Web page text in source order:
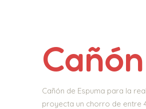
Cañón de Espuma para la
proyecta un chorro de entre